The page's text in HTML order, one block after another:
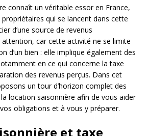
connaît un véritable essor en France,
qui se lancent dans cette
d’une source de revenus
car cette activité ne se limite
d’un bien : elle implique également des
en ce qui concerne la taxe
des revenus perçus. Dans cet
un tour d’horizon complet des
location saisonnière afin de vous aider
obligations et à vous y préparer.
et taxe